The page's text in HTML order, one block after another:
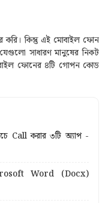
করি। কিন্তু এই মোবাইল ফোন
যেগুলো সাধারণ মানুষের নিকট
ফোনের ৪টি গোপন কোড
Call করার ৩টি অ্যাপ -
Word (Docx)